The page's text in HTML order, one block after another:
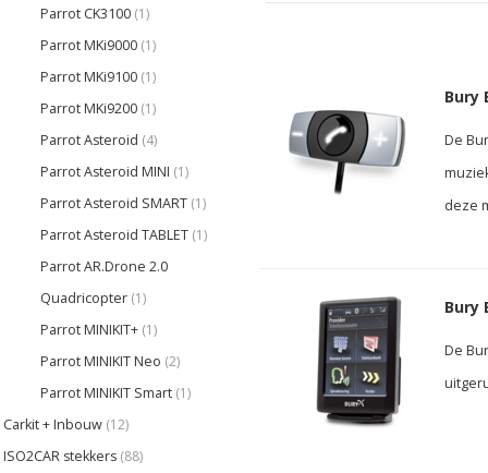
Parrot CK3100 (1)
Parrot MKi9000 (1)
Parrot MKi9100 (1)
Parrot MKi9200 (1)
Parrot Asteroid (4)
Parrot Asteroid MINI (1)
Parrot Asteroid SMART (1)
Parrot Asteroid TABLET (1)
Parrot AR.Drone 2.0
Quadricopter (1)
Parrot MINIKIT+ (1)
Parrot MINIKIT Neo (2)
Parrot MINIKIT Smart (1)
Carkit + Inbouw (12)
ISO2CAR stekkers (88)
Bury
De
deze
Bury
De